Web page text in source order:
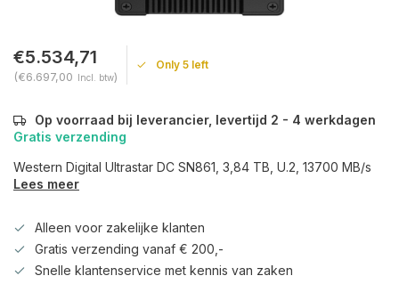
€5.534,71
(€6.697,00 Incl. btw)
Only 5 left
Op voorraad bij leverancier, levertijd 2 - 4 werkdagen
Gratis verzending
Western Digital Ultrastar DC SN861, 3,84 TB, U.2, 13700 MB/s
Lees meer
Alleen voor zakelijke klanten
Gratis verzending vanaf € 200,-
Snelle klantenservice met kennis van zaken